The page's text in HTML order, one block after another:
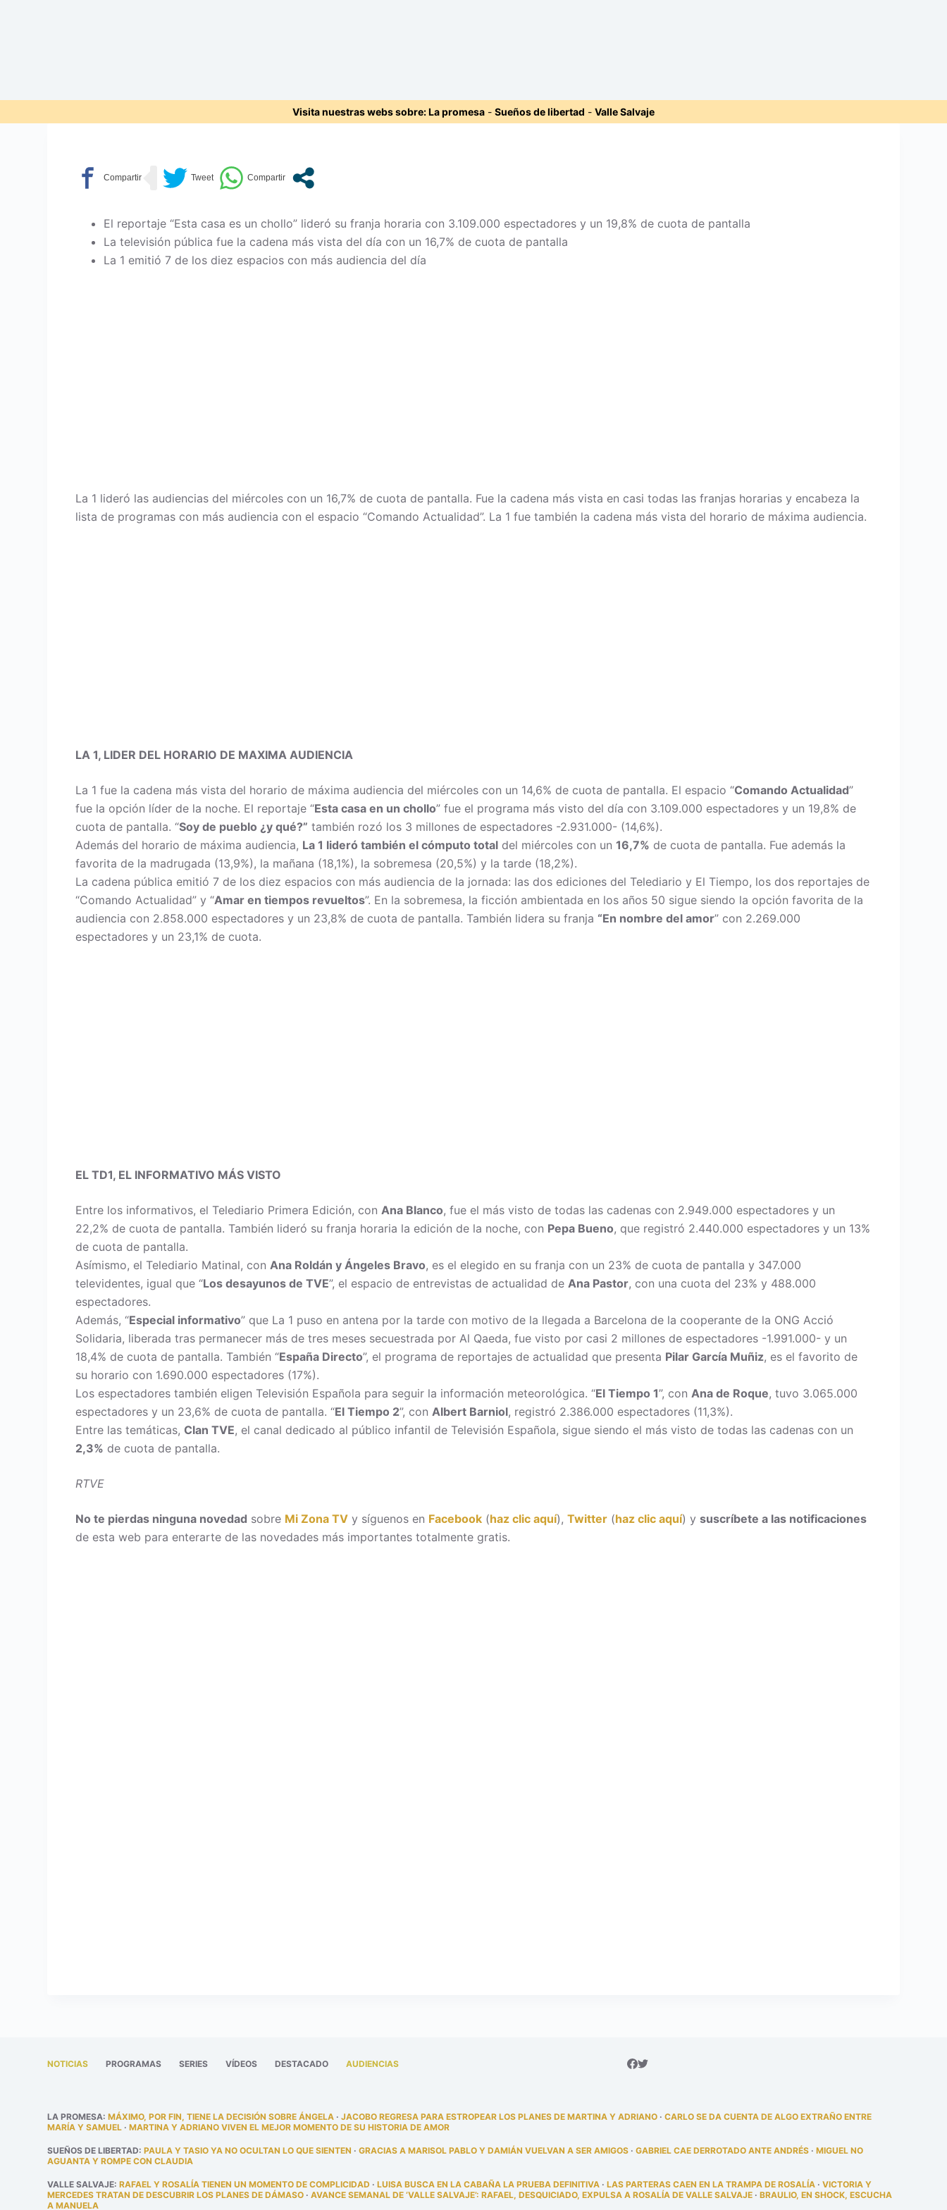
Visita nuestras webs sobre:La promesa - Sueños de libertad - Valle Salvaje
El reportaje “Esta casa es un chollo” lideró su franja horaria con 3.109.000 espectadores y un 19,8% de cuota de pantalla
La televisión pública fue la cadena más vista del día con un 16,7% de cuota de pantalla
La 1 emitió 7 de los diez espacios con más audiencia del día
La 1 lideró las audiencias del miércoles con un 16,7% de cuota de pantalla. Fue la cadena más vista en casi todas las franjas horarias y encabeza la
lista de programas con más audiencia con el espacio “Comando Actualidad”. La 1 fue también la cadena más vista del horario de máxima audiencia.
LA 1, LIDER DEL HORARIO DE MAXIMA AUDIENCIA
La 1 fue la cadena más vista del horario de máxima audiencia del miércoles con un 14,6% de cuota de pantalla. El espacio “Comando Actualidad”
fue la opción líder de la noche. El reportaje “Esta casa en un chollo” fue el programa más visto del día con 3.109.000 espectadores y un 19,8% de
cuota de pantalla. “Soy de pueblo ¿y qué?” también rozó los 3 millones de espectadores -2.931.000- (14,6%).
Además del horario de máxima audiencia, La 1 lideró también el cómputo total del miércoles con un16,7% de cuota de pantalla. Fue además la
favorita de la madrugada (13,9%), la mañana (18,1%), la sobremesa (20,5%) y la tarde (18,2%).
La cadena pública emitió 7 de los diez espacios con más audiencia de la jornada: las dos ediciones del Telediario y El Tiempo, los dos reportajes de
“Comando Actualidad” y “Amar en tiempos revueltos”. En la sobremesa, la ficción ambientada en los años 50 sigue siendo la opción favorita de la
audiencia con 2.858.000 espectadores y un 23,8% de cuota de pantalla. También lidera su franja “En nombre del amor” con 2.269.000
espectadores y un 23,1% de cuota.
EL TD1, EL INFORMATIVO MÁS VISTO
Entre los informativos, el Telediario Primera Edición, conAna Blanco, fue el más visto de todas las cadenas con 2.949.000 espectadores y un
22,2% de cuota de pantalla. También lideró su franja horaria la edición de la noche, con Pepa Bueno, que registró 2.440.000 espectadores y un 13%
de cuota de pantalla.
Asímismo, el Telediario Matinal, conAna Roldán y Ángeles Bravo, es el elegido en su franja con un 23% de cuota de pantalla y 347.000
televidentes, igual que “Los desayunos de TVE”, el espacio de entrevistas de actualidad deAna Pastor, con una cuota del 23% y 488.000
espectadores.
Además, “Especial informativo” que La 1 puso en antena por la tarde con motivo de la llegada a Barcelona de la cooperante de la ONG Acció
Solidaria, liberada tras permanecer más de tres meses secuestrada por Al Qaeda, fue visto por casi 2 millones de espectadores -1.991.000- y un
18,4% de cuota de pantalla. También “España Directo”, el programa de reportajes de actualidad que presenta Pilar García Muñiz, es el favorito de
su horario con 1.690.000 espectadores (17%).
Los espectadores también eligen Televisión Española para seguir la información meteorológica. “El Tiempo 1”, conAna de Roque, tuvo 3.065.000
espectadores y un 23,6% de cuota de pantalla. “El Tiempo 2”, conAlbert Barniol, registró 2.386.000 espectadores (11,3%).
Entre las temáticas, Clan TVE, el canal dedicado al público infantil de Televisión Española, sigue siendo el más visto de todas las cadenas con un
2,3% de cuota de pantalla.
RTVE
No te pierdas ninguna novedad sobre Mi Zona TV y síguenos en Facebook (haz clic aquí),Twitter (haz clic aquí) ysuscríbete a las notificaciones
de esta web para enterarte de las novedades más importantes totalmente gratis.
NOTICIAS PROGRAMAS SERIES VÍDEOS DESTACADO AUDIENCIAS
LA PROMESA:MÁXIMO, POR FIN, TIENE LA DECISIÓN SOBRE ÁNGELA ·JACOBO REGRESA PARA ESTROPEAR LOS PLANES DE MARTINA Y ADRIANO ·CARLO SE DA CUENTA DE ALGO EXTRAÑO ENTRE
MARÍA Y SAMUEL ·MARTINA Y ADRIANO VIVEN EL MEJOR MOMENTO DE SU HISTORIA DE AMOR
SUEÑOS DE LIBERTAD:PAULA Y TASIO YA NO OCULTAN LO QUE SIENTEN ·GRACIAS A MARISOL PABLO Y DAMIÁN VUELVAN A SER AMIGOS ·GABRIEL CAE DERROTADO ANTE ANDRÉS ·MIGUEL NO
AGUANTA Y ROMPE CON CLAUDIA
VALLE SALVAJE:RAFAEL Y ROSALÍA TIENEN UN MOMENTO DE COMPLICIDAD ·LUISA BUSCA EN LA CABAÑA LA PRUEBA DEFINITIVA ·LAS PARTERAS CAEN EN LA TRAMPA DE ROSALÍA ·VICTORIA Y
MERCEDES TRATAN DE DESCUBRIR LOS PLANES DE DÁMASO ·AVANCE SEMANAL DE ‘VALLE SALVAJE’: RAFAEL, DESQUICIADO, EXPULSA A ROSALÍA DE VALLE SALVAJE ·BRAULIO, EN SHOCK, ESCUCHA
A MANUELA